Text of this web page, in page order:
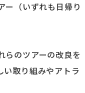
ー（いずれも日帰り
らのツアーの改良を
取り組みやアトラ